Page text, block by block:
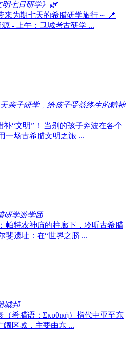
七日研学》🌿
来为期七天的希腊研学旅行～ 📍
源 - 上午：卫城考古研学 ...
亲子研学，给孩子受益终生的精神
补“文明”！ 当别的孩子奔波在各个
一场古希腊文明之旅 ...
研学游学团
帕特农神庙的柱廊下，聆听古希腊
斐遗址：在“世界之脐 ...
城邦
希腊语：Σκυθική）指代中亚至东
阔区域，主要由东 ...